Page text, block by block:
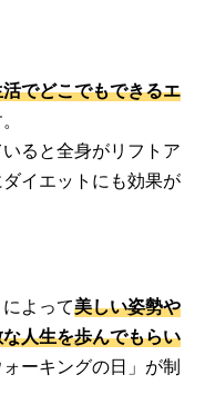
でどこでもできるエ
ると全身がリフトア
イエットにも効果が
よって美しい姿勢や
人生を歩んでもらい
ーキングの日」が制